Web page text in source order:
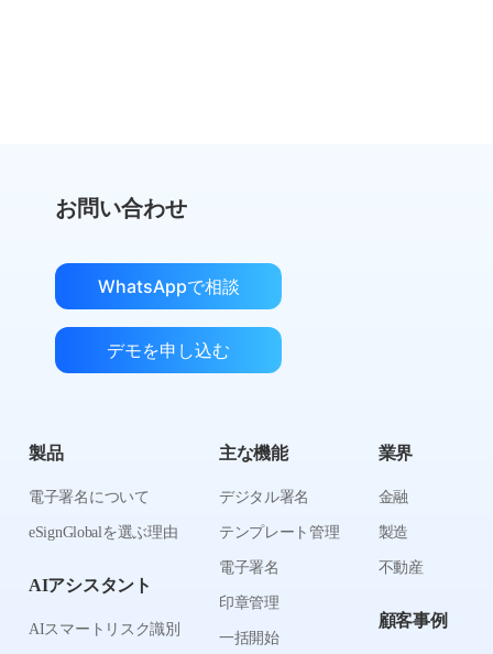
お問い合わせ
WhatsAppで相談
デモを申し込む
製品
電子署名について
eSignGlobalを選ぶ理由
AIアシスタント
AIスマートリスク識別
主な機能
デジタル署名
テンプレート管理
電子署名
印章管理
一括開始
業界
金融
製造
不動産
顧客事例